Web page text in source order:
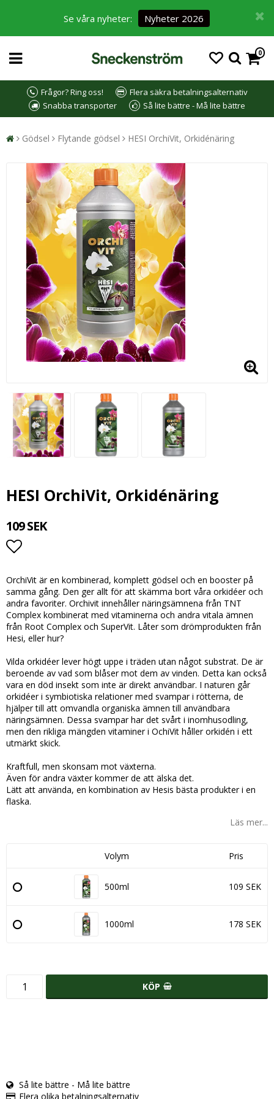
Se våra nyheter: Nyheter 2026
0
Frågor? Ring oss!
Flera säkra betalningsalternativ
Snabba transporter
Så lite bättre - Må lite bättre
Gödsel Flytande gödsel HESI OrchiVit, Orkidénäring
HESI OrchiVit, Orkidénäring
109 SEK
OrchiVit är en kombinerad, komplett gödsel och en booster på
samma gång. Den ger allt för att skämma bort våra orkidéer och
andra favoriter. Orchivit innehåller näringsämnena från TNT
Complex kombinerat med vitaminerna och andra vitala ämnen
från Root Complex och SuperVit. Låter som drömprodukten från
Hesi, eller hur?
Vilda orkidéer lever högt uppe i träden utan något substrat. De är
beroende av vad som blåser mot dem av vinden. Detta kan också
vara en död insekt som inte är direkt användbar. I naturen går
orkidéer i symbiotiska relationer med svampar i rötterna, de
hjälper till att omvandla organiska ämnen till användbara
näringsämnen. Dessa svampar har det svårt i inomhusodling,
men den rikliga mängden vitaminer i OchiVit håller orkidén i ett
utmärkt skick.
Kraftfull, men skonsam mot växterna.
Även för andra växter kommer de att älska det.
Lätt att använda, en kombination av Hesis bästa produkter i en
flaska.
Läs mer...
Volym Pris
500ml 109 SEK
1000ml 178 SEK
KÖP
Så lite bättre - Må lite bättre
Flera olika betalningsalternativ